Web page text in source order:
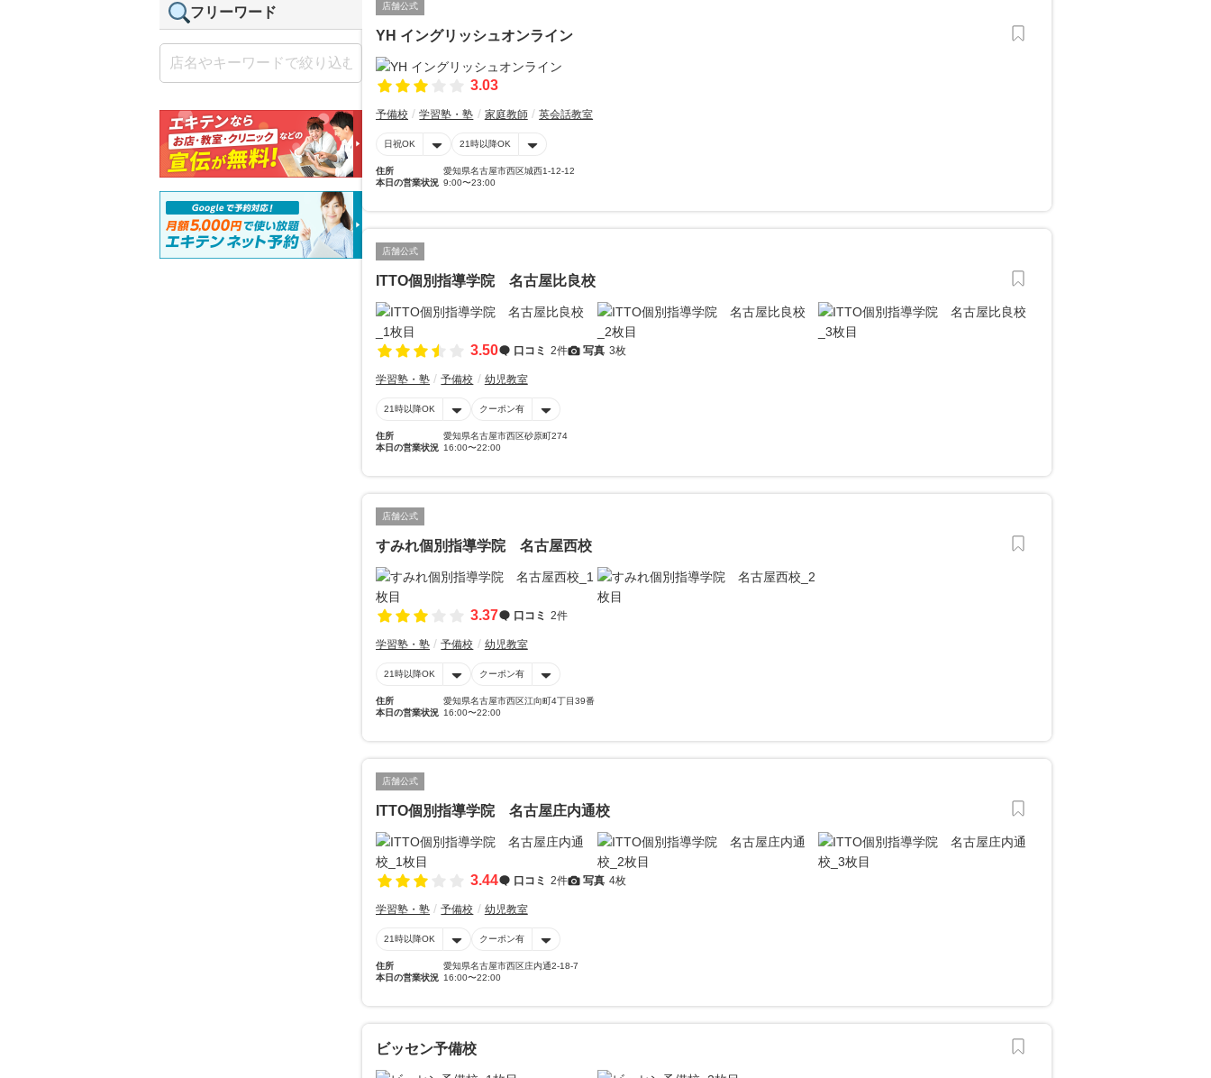
店舗公式
YH イングリッシュオンライン
3.03
予備校 学習塾・塾 家庭教師 英会話教室
日祝OK 21時以降OK
住所
愛知県名古屋市西区城西1-12-12
本日の営業状況 9:00〜23:00
店舗公式
ITTO個別指導学院 名古屋比良校
3.50 口コミ 2件 写真 3枚
学習塾・塾 予備校 幼児教室
21時以降OK クーポン有
住所
愛知県名古屋市西区砂原町274
本日の営業状況 16:00〜22:00
店舗公式
すみれ個別指導学院 名古屋西校
3.37 口コミ 2件
学習塾・塾 予備校 幼児教室
21時以降OK クーポン有
住所
愛知県名古屋市西区江向町4丁目39番
本日の営業状況 16:00〜22:00
店舗公式
ITTO個別指導学院 名古屋庄内通校
3.44 口コミ 2件 写真 4枚
学習塾・塾 予備校 幼児教室
21時以降OK クーポン有
住所
愛知県名古屋市西区庄内通2-18-7
本日の営業状況 16:00〜22:00
ビッセン予備校
フリーワード